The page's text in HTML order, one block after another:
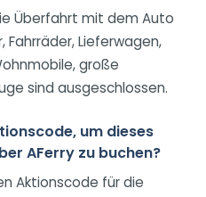
Überfahrt mit dem Auto
Fahrräder, Lieferwagen,
große
sind ausgeschlossen.
um dieses
AFerry zu buchen?
Aktionscode für die